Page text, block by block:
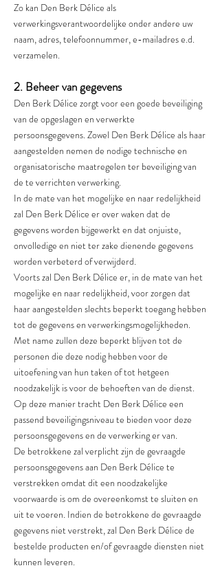
Zo kan Den Berk Délice als
verwerkingsverantwoordelijke onder andere uw
naam, adres, telefoonnummer, e-mailadres e.d.
verzamelen.
2. Beheer van gegevens
Den Berk Délice zorgt voor een goede beveiliging
van de opgeslagen en verwerkte
persoonsgegevens. Zowel Den Berk Délice als haar
aangestelden nemen de nodige technische en
organisatorische maatregelen ter beveiliging van
de te verrichten verwerking.
In de mate van het mogelijke en naar redelijkheid
zal Den Berk Délice er over waken dat de
gegevens worden bijgewerkt en dat onjuiste,
onvolledige en niet ter zake dienende gegevens
worden verbeterd of verwijderd.
Voorts zal Den Berk Délice er, in de mate van het
mogelijke en naar redelijkheid, voor zorgen dat
haar aangestelden slechts beperkt toegang hebben
tot de gegevens en verwerkingsmogelijkheden.
Met name zullen deze beperkt blijven tot de
personen die deze nodig hebben voor de
uitoefening van hun taken of tot hetgeen
noodzakelijk is voor de behoeften van de dienst.
Op deze manier tracht Den Berk Délice een
passend beveiligingsniveau te bieden voor deze
persoonsgegevens en de verwerking er van.
De betrokkene zal verplicht zijn de gevraagde
persoonsgegevens aan Den Berk Délice te
verstrekken omdat dit een noodzakelijke
voorwaarde is om de overeenkomst te sluiten en
uit te voeren. Indien de betrokkene de gevraagde
gegevens niet verstrekt, zal Den Berk Délice de
bestelde producten en/of gevraagde diensten niet
kunnen leveren.